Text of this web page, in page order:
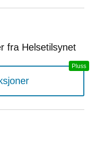
fra Helsetilsynet